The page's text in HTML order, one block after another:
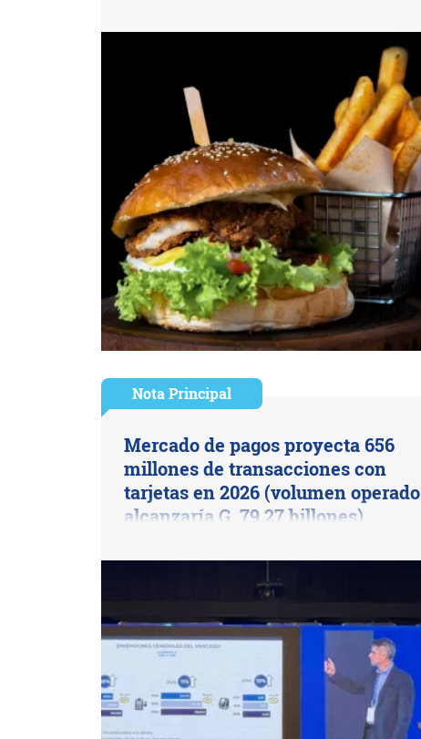
Nota Principal
Mercado de pagos proyecta 656
millones de transacciones con
tarjetas en 2026 (volumen operado
alcanzaría G. 79,27 billones)